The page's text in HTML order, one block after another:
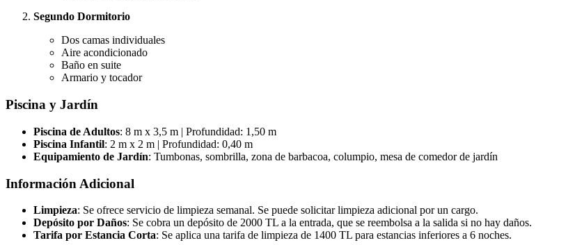
Segundo Dormitorio
Dos camas individuales
Aire acondicionado
Baño en suite
Armario y tocador
Piscina y Jardín
Piscina de Adultos: 8 m x 3,5 m | Profundidad: 1,50 m
Piscina Infantil: 2 m x 2 m | Profundidad: 0,40 m
Equipamiento de Jardín: Tumbonas, sombrilla, zona de barbacoa, columpio, mesa de comedor de jardín
Información Adicional
Limpieza: Se ofrece servicio de limpieza semanal. Se puede solicitar limpieza adicional por un cargo.
Depósito por Daños: Se cobra un depósito de 2000 TL a la entrada, que se reembolsa a la salida si no hay daños.
Tarifa por Estancia Corta: Se aplica una tarifa de limpieza de 1400 TL para estancias inferiores a 6 noches.